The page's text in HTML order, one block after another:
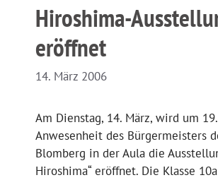
Hiroshima-
eröffnet
14. März 2006
Am Dienstag, 14. März, wird um
Anwesenheit des Bürgermeisters
Blomberg in der Aula die
Hiroshima“ eröffnet. Die Klasse